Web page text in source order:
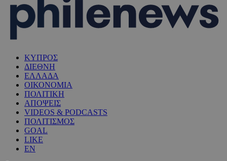
ΚΥΠΡΟΣ
ΔΙΕΘΝΗ
ΕΛΛΑΔΑ
ΟΙΚΟΝΟΜΙΑ
ΠΟΛΙΤΙΚΗ
ΑΠΟΨΕΙΣ
VIDEOS & PODCASTS
ΠΟΛΙΤΙΣΜΟΣ
GOAL
LIKE
EN